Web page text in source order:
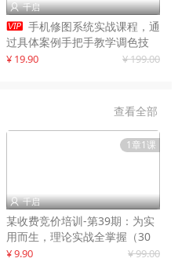
 千启
 手机修图系统实战课程，通
过具体案例手把手教学调色技
巧，实现副业变现
¥ 19.90 ¥ 199.00
查看全部
1章1课
 千启
某收费竞价培训-第39期：为实
用而生，理论实战全掌握（30
节课）
¥ 9.90 ¥ 99.00